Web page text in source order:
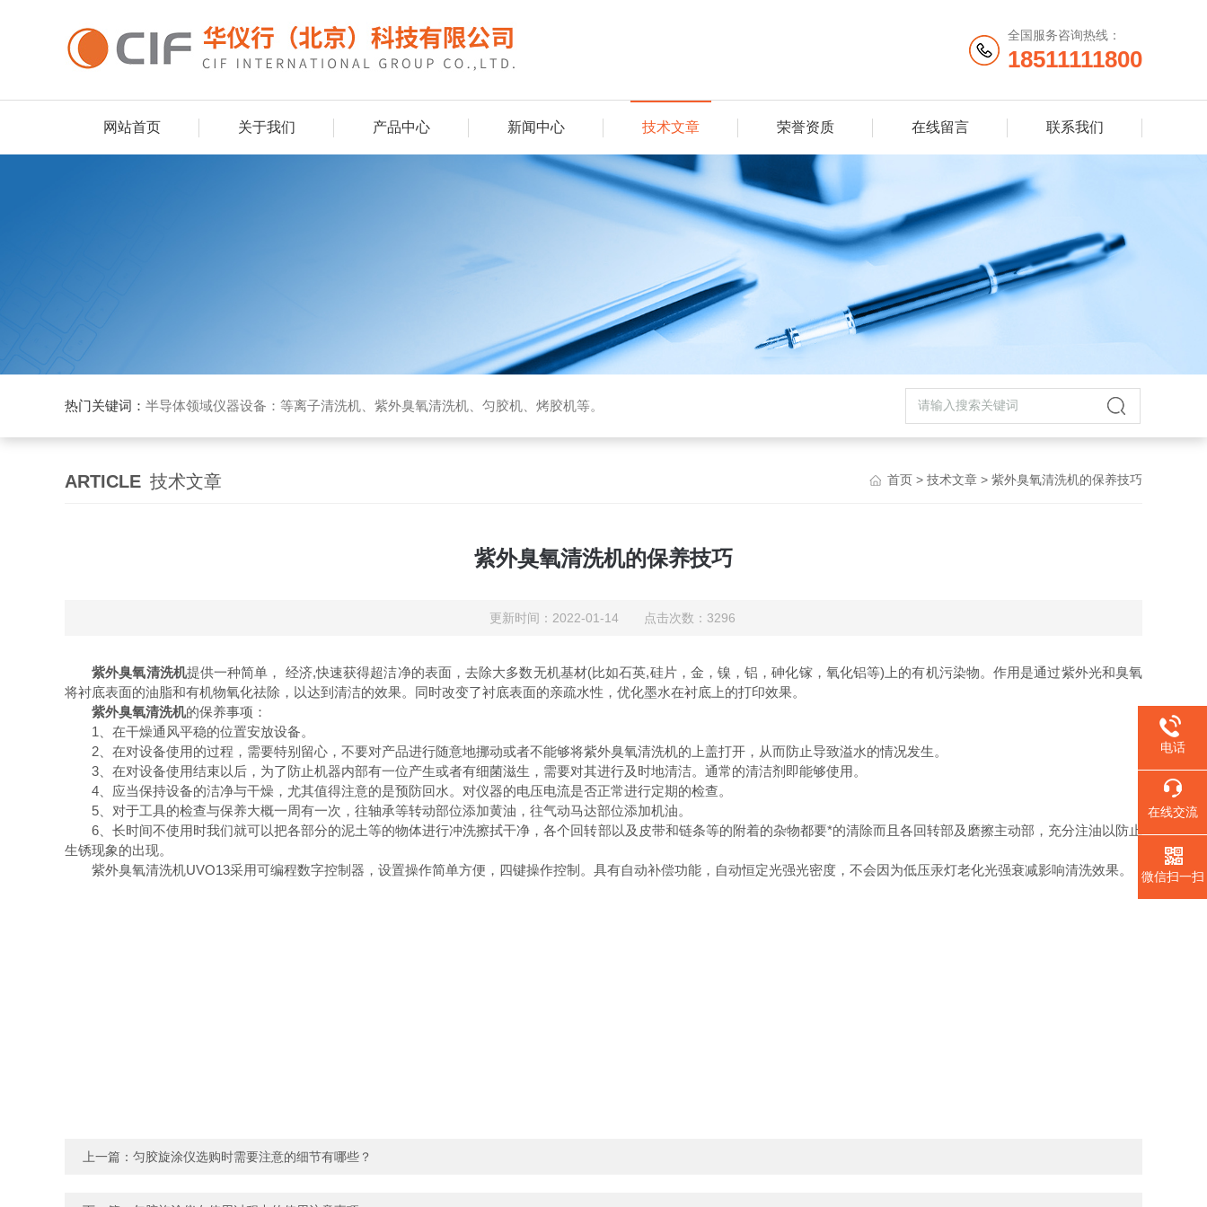
全国服务咨询热线：
18511111800
网站首页 关于我们 产品中心 新闻中心 技术文章 荣誉资质 在线留言 联系我们
热门关键词： 半导体领域仪器设备：等离子清洗机、紫外臭氧清洗机、匀胶机、烤胶机等。
ARTICLE 技术文章 首页 > 技术文章 > 紫外臭氧清洗机的保养技巧
紫外臭氧清洗机的保养技巧
更新时间：2022-01-14 点击次数：3296
紫外臭氧清洗机提供一种简单， 经济,快速获得超洁净的表面，去除大多数无机基材(比如石英,硅片，金，镍，铝，砷化镓，氧化铝等)上的有机污染物。作用是通过紫外光和臭氧
将衬底表面的油脂和有机物氧化祛除，以达到清洁的效果。同时改变了衬底表面的亲疏水性，优化墨水在衬底上的打印效果。
紫外臭氧清洗机的保养事项：
1、在干燥通风平稳的位置安放设备。
2、在对设备使用的过程，需要特别留心，不要对产品进行随意地挪动或者不能够将紫外臭氧清洗机的上盖打开，从而防止导致溢水的情况发生。
3、在对设备使用结束以后，为了防止机器内部有一位产生或者有细菌滋生，需要对其进行及时地清洁。通常的清洁剂即能够使用。
4、应当保持设备的洁净与干燥，尤其值得注意的是预防回水。对仪器的电压电流是否正常进行定期的检查。
5、对于工具的检查与保养大概一周有一次，往轴承等转动部位添加黄油，往气动马达部位添加机油。
6、长时间不使用时我们就可以把各部分的泥土等的物体进行冲洗擦拭干净，各个回转部以及皮带和链条等的附着的杂物都要*的清除而且各回转部及磨擦主动部，充分注油以防止
生锈现象的出现。
紫外臭氧清洗机UVO13采用可编程数字控制器，设置操作简单方便，四键操作控制。具有自动补偿功能，自动恒定光强光密度，不会因为低压汞灯老化光强衰减影响清洗效果。
上一篇： 匀胶旋涂仪选购时需要注意的细节有哪些？
电话
在线交流
微信扫一扫